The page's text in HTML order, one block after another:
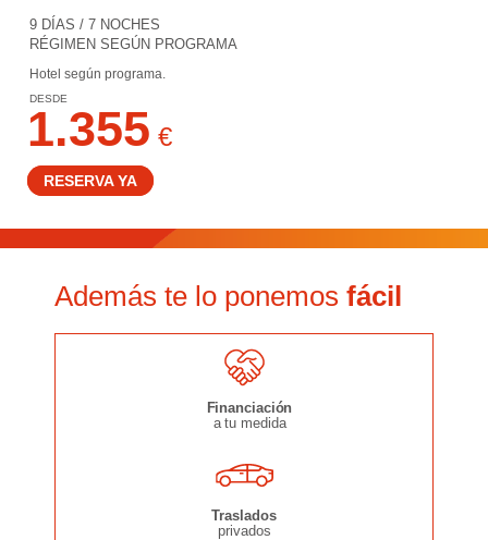
9 DÍAS / 7 NOCHES
RÉGIMEN SEGÚN PROGRAMA
Hotel según programa.
DESDE
1.355 €
RESERVA YA
Además te lo ponemos fácil
Financiación
a tu medida
Traslados
privados